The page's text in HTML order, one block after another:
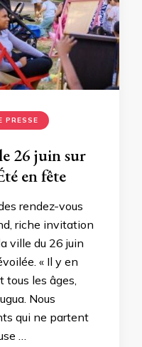
PRESSE
26 juin sur
en fête
rendez-vous
riche invitation
ville du 26 juin
« Il y en
tous les âges,
Nous
qui ne partent
…